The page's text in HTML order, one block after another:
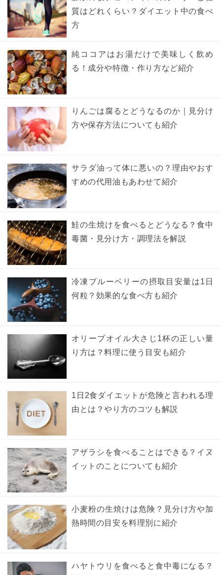
質はどれくらい？ダイエット中の食べ
方
純ココアはお湯だけで美味しく飲め
る！成分や特徴・作り方など紹介
りんごは腐るとどうなるのか｜見分け
方や保存方法についても紹介
サラダ油って体に悪いの？理由やおす
すめの代用油もあわせて紹介
鮭の生焼けを食べるとどうなる？食中
毒菌・見分け方・調理法を解説
冷凍ブルーベリーの摂取目安量は1日
何粒？効果的な食べ方も紹介
オリーブオイル大さじ1杯の正しい量
り方は？料理に使う目安も紹介
1日2食ダイエットが危険と言われる理
由とは？やり方のコツも解説
アザラシを食べることはできる？イヌ
イットのことについても紹介
小麦粉の生焼けは危険？見分け方や加
熱時間の目安を料理別に紹介
ハヤトウリを食べると食中毒になる？